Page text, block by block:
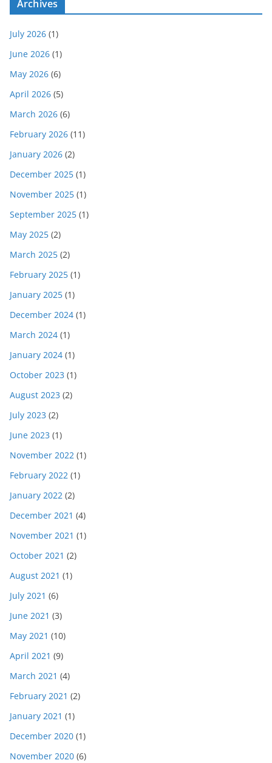
Archives
July 2026 (1)
June 2026 (1)
May 2026 (6)
April 2026 (5)
March 2026 (6)
February 2026 (11)
January 2026 (2)
December 2025 (1)
November 2025 (1)
September 2025 (1)
May 2025 (2)
March 2025 (2)
February 2025 (1)
January 2025 (1)
December 2024 (1)
March 2024 (1)
January 2024 (1)
October 2023 (1)
August 2023 (2)
July 2023 (2)
June 2023 (1)
November 2022 (1)
February 2022 (1)
January 2022 (2)
December 2021 (4)
November 2021 (1)
October 2021 (2)
August 2021 (1)
July 2021 (6)
June 2021 (3)
May 2021 (10)
April 2021 (9)
March 2021 (4)
February 2021 (2)
January 2021 (1)
December 2020 (1)
November 2020 (6)